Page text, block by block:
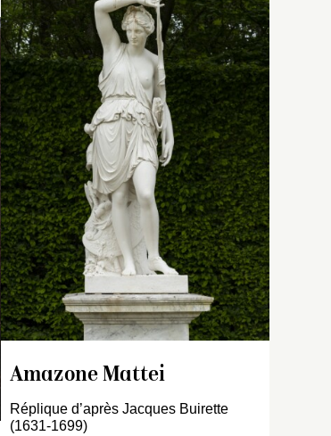
Moulage exécuté en 2017 à
partir de l’œuvre originale
(MR 2074) mise à l’abri en
2016.
Installée en février 2017 sur
l’allée Royale.
Amazone Mattei
Réplique d’après Jacques Buirette
(1631-1699)